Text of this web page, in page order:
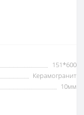
151*600
Керамогранит
10мм